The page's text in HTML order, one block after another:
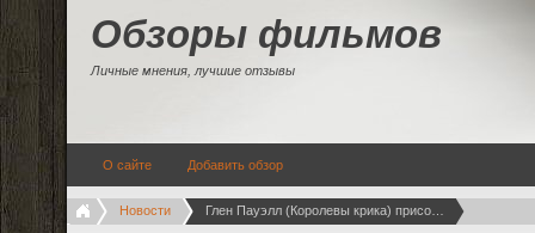
Обзоры фильмов
Личные мнения, лучшие отзывы
О сайте Добавить обзор
Новости